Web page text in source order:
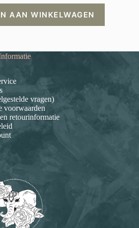
AAN WINKELWAGEN
vragen)
voorwaarden
retourinformatie